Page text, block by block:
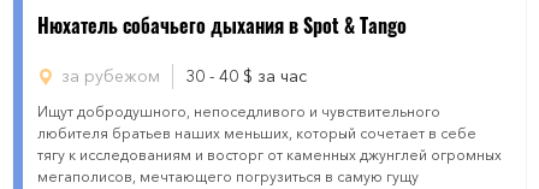
Нюхатель собачьего дыхания в Spot & Tango
за рубежом 30 - 40 $ за час
Ищут добродушного, непоседливого и чувствительного
любителя братьев наших меньших, который сочетает в себе
тягу к исследованиям и восторг от каменных джунглей огромных
мегаполисов, мечтающего погрузиться в самую гущу